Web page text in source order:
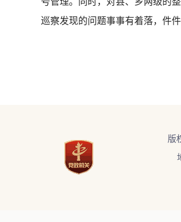
巡察发现的问题事事有着落，件
版